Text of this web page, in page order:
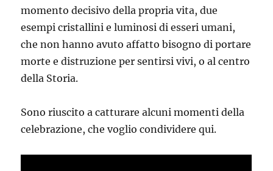
momento decisivo della propria vita, due
esempi cristallini e luminosi di esseri umani,
che non hanno avuto affatto bisogno di portare
morte e distruzione per sentirsi vivi, o al centro
della Storia.
Sono riuscito a catturare alcuni momenti della
celebrazione, che voglio condividere qui.